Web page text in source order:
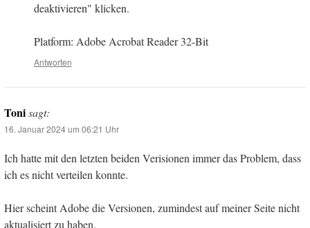
deaktivieren" klicken.
Platform: Adobe Acrobat Reader 32-Bit
Antworten
Tonisagt:
16. Januar 2024 um 06:21 Uhr
Ich hatte mit den letzten beiden Verisionen immer das Problem, dass
ich es nicht verteilen konnte.
Hier scheint Adobe die Versionen, zumindest auf meiner Seite nicht
aktualisiert zu haben.